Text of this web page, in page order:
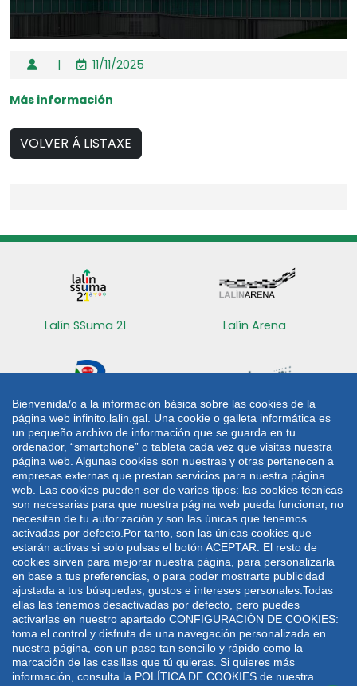
Bienvenida/o a la información básica sobre las cookies de la
página web infinito.lalin.gal. Una cookie o galleta informática es
un pequeño archivo de información que se guarda en tu
ordenador, “smartphone” o tableta cada vez que visitas nuestra
página web. Algunas cookies son nuestras y otras pertenecen a
empresas externas que prestan servicios para nuestra página
web. Las cookies pueden ser de varios tipos: las cookies técnicas
son necesarias para que nuestra página web pueda funcionar, no
necesitan de tu autorización y son las únicas que tenemos
activadas por defecto.Por tanto, son las únicas cookies que
estarán activas si solo pulsas el botón ACEPTAR. El resto de
cookies sirven para mejorar nuestra página, para personalizarla
en base a tus preferencias, o para poder mostrarte publicidad
ajustada a tus búsquedas, gustos e intereses personales.Todas
ellas las tenemos desactivadas por defecto, pero puedes
activarlas en nuestro apartado CONFIGURACIÓN DE COOKIES:
toma el control y disfruta de una navegación personalizada en
nuestra página, con un paso tan sencillo y rápido como la
marcación de las casillas que tú quieras. Si quieres más
información, consulta la POLÍTICA DE COOKIES de nuestra
| 11/11/2025
Más información
VOLVER Á LISTAXE
Lalín SSuma 21 Lalín Arena
Radio Lalín Sede electrónica
CONTACTO
Plaza de Galicia 1
36500 Lalín
986 787 060
986 782 042
lalin@lalin.gal
Mapa web Aviso legal
Política de privacidade
Política de cookies
Deseño e desenvolvemento: UTE VODAFONE -
WEBDREAMS